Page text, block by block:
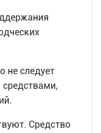
не следует
Средство